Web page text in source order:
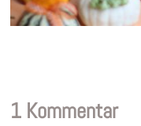
1 Kommentar